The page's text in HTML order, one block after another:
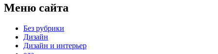
Меню сайта
Без рубрики
Дизайн
Дизайн и интерьер